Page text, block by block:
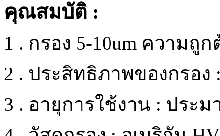
คุณสมบัติ :
1 . กรอง 5-10um ความถูก
2 . ประสิทธิภาพของกรอง
3 . อายุการใช้งาน : ประ